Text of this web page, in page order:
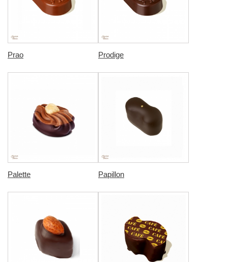
Prao Prodige
Palette Papillon